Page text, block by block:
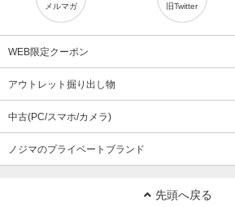
メルマガ 旧Twitter
WEB限定クーポン
アウトレット掘り出し物
中古(PC/スマホ/カメラ)
ノジマのプライベートブランド
先頭へ戻る